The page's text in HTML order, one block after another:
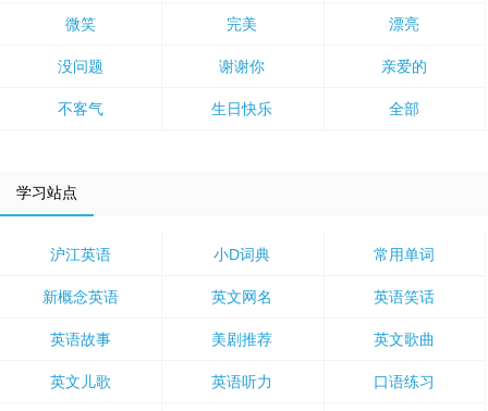
微笑 完美 漂亮
没问题 谢谢你 亲爱的
不客气 生日快乐 全部
学习站点
沪江英语 小D词典 常用单词
新概念英语 英文网名 英语笑话
英语故事 美剧推荐 英文歌曲
英文儿歌 英语听力 口语练习